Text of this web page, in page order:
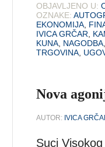
OBJAVLJENO U:
OZNAKE:
EKONOMIJA
IVICA GRČAR
KUNA NAGODBA
TRGOVINA
Nova
AUTOR: IVICA
Suci